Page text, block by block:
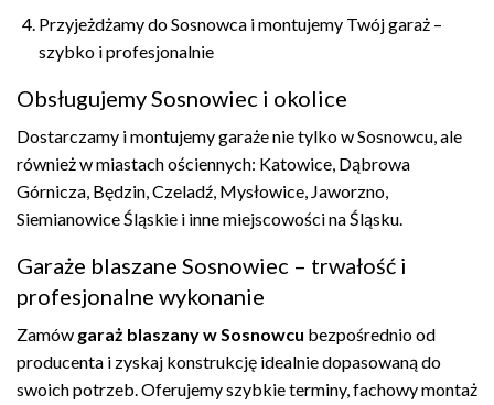
Przyjeżdżamy do Sosnowca i montujemy Twój garaż –
szybko i profesjonalnie
Obsługujemy Sosnowiec i okolice
Dostarczamy i montujemy garaże nie tylko w Sosnowcu, ale
również w miastach ościennych: Katowice, Dąbrowa
Górnicza, Będzin, Czeladź, Mysłowice, Jaworzno,
Siemianowice Śląskie i inne miejscowości na Śląsku.
Garaże blaszane Sosnowiec – trwałość i
profesjonalne wykonanie
Zamów garaż blaszany w Sosnowcu bezpośrednio od
producenta i zyskaj konstrukcję idealnie dopasowaną do
swoich potrzeb. Oferujemy szybkie terminy, fachowy montaż